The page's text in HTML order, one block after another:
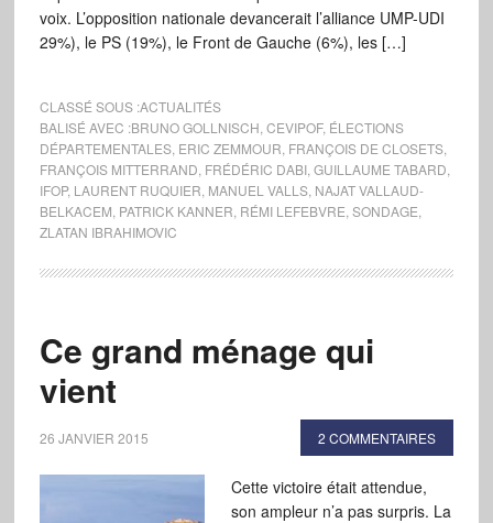
voix. L’opposition nationale devancerait l’alliance UMP-UDI
29%), le PS (19%), le Front de Gauche (6%), les […]
CLASSÉ SOUS :ACTUALITÉS
BALISÉ AVEC :BRUNO GOLLNISCH CEVIPOF, ÉLECTIONS
DÉPARTEMENTALES, ERIC ZEMMOUR FRANÇOIS DE CLOSETS,
FRANÇOIS MITTERRAND FRÉDÉRIC DABI, GUILLAUME TABARD
IFOP, LAURENT RUQUIER MANUEL VALLS, NAJAT VALLAUD-
BELKACEM PATRICK KANNER RÉMI LEFEBVRE SONDAGE
ZLATAN IBRAHIMOVIC
Ce grand ménage qui
vient
26 JANVIER 2015 2 COMMENTAIRES
Cette victoire était attendue,
son ampleur n’a pas surpris. La